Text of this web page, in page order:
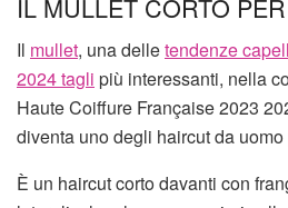
Il mullet, una delletendenze
2024 tagli più interessanti, nella
Haute Coiffure Française 2023
diventa uno degli haircut da
È un haircut corto davanti con